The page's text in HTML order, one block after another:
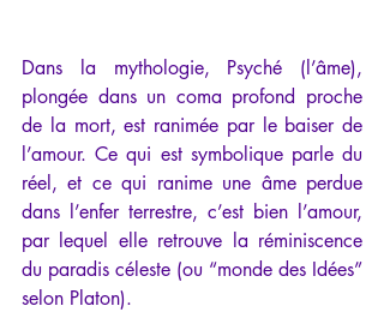
Dans la mythologie, Psyché (l’âme),
plongée dans un coma profond proche
de la mort, est ranimée par le baiser de
l’amour. Ce qui est symbolique parle du
réel, et ce qui ranime une âme perdue
dans l’enfer terrestre, c’est bien l’amour,
par lequel elle retrouve la réminiscence
du paradis céleste (ou “monde des Idées”
selon Platon).